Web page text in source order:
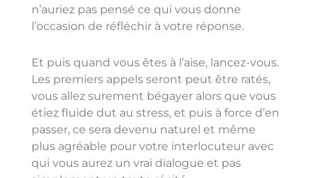
n’auriez pas pensé ce qui vous donne
l’occasion de réfléchir à votre réponse.
Et puis quand vous êtes à l’aise, lancez-vous.
Les premiers appels seront peut être ratés,
vous allez surement bégayer alors que vous
étiez fluide dut au stress, et puis à force d’en
passer, ce sera devenu naturel et même
plus agréable pour votre interlocuteur avec
qui vous aurez un vrai dialogue et pas